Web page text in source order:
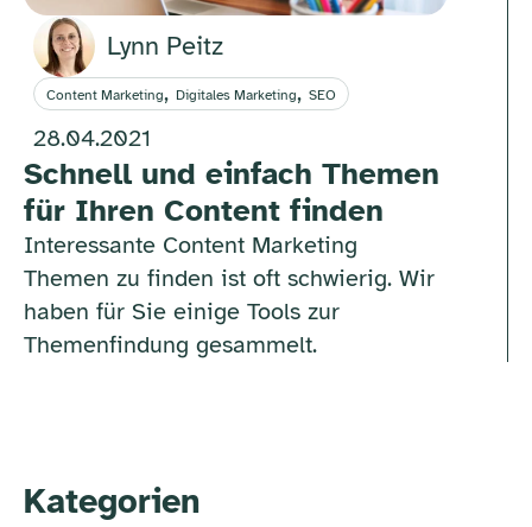
Lynn Peitz
Content Marketing, Digitales Marketing, SEO
28.04.2021
Schnell und einfach Themen
für Ihren Content finden
Interessante Content Marketing
Themen zu finden ist oft schwierig. Wir
haben für Sie einige Tools zur
Themenfindung gesammelt.
Kategorien